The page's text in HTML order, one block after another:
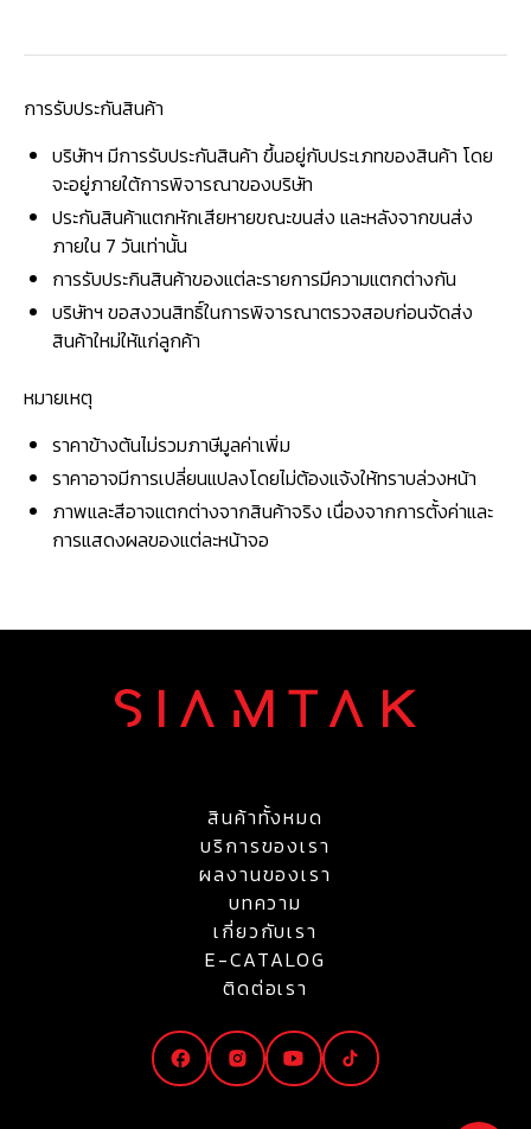
การรับประกันสินค้า
บริษัทฯ มีการรับประกันสินค้า ขึ้นอยู่กับประเภทของสินค้า โดย
จะอยู่ภายใต้การพิจารณาของบริษัท
ประกันสินค้าแตกหักเสียหายขณะขนส่ง และหลังจากขนส่ง
ภายใน 7 วันเท่านั้น
การรับประกินสินค้าของแต่ละรายการมีความแตกต่างกัน
บริษัทฯ ขอสงวนสิทธิ์ในการพิจารณาตรวจสอบก่อนจัดส่ง
สินค้าใหม่ให้แก่ลูกค้า
หมายเหตุ
ราคาข้างต้นไม่รวมภาษีมูลค่าเพิ่ม
ราคาอาจมีการเปลี่ยนแปลงโดยไม่ต้องแจ้งให้ทราบล่วงหน้า
ภาพและสีอาจแตกต่างจากสินค้าจริง เนื่องจากการตั้งค่าและ
การแสดงผลของแต่ละหน้าจอ
สินค้าทั้งหมด
บริการของเรา
ผลงานของเรา
บทความ
เกี่ยวกับเรา
E-CATALOG
ติดต่อเรา